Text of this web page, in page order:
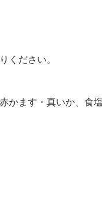
ください。
かます・真いか、食塩